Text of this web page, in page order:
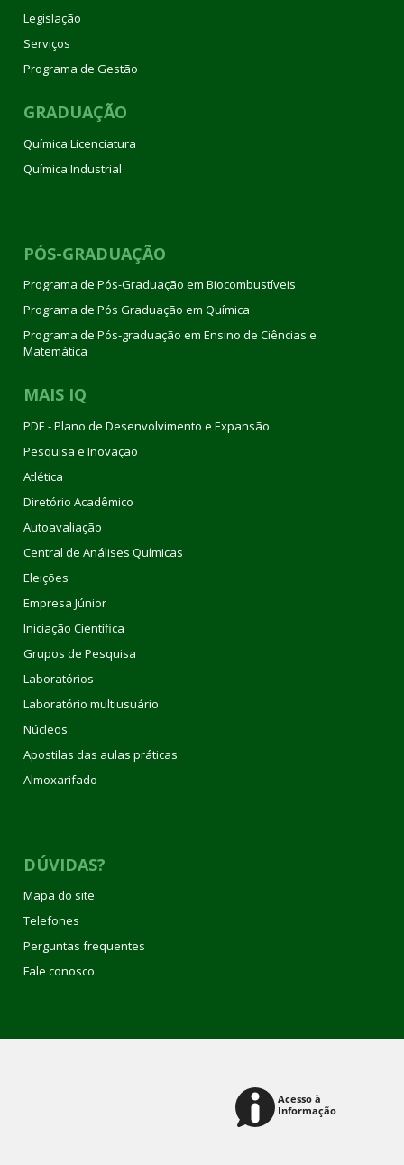
Legislação
Serviços
Programa de Gestão
GRADUAÇÃO
Química Licenciatura
Química Industrial
PÓS-GRADUAÇÃO
Programa de Pós-Graduação em Biocombustíveis
Programa de Pós Graduação em Química
Programa de Pós-graduação em Ensino de Ciências e
Matemática
MAIS IQ
PDE - Plano de Desenvolvimento e Expansão
Pesquisa e Inovação
Atlética
Diretório Acadêmico
Autoavaliação
Central de Análises Químicas
Eleições
Empresa Júnior
Iniciação Científica
Grupos de Pesquisa
Laboratórios
Laboratório multiusuário
Núcleos
Apostilas das aulas práticas
Almoxarifado
DÚVIDAS?
Mapa do site
Telefones
Perguntas frequentes
Fale conosco